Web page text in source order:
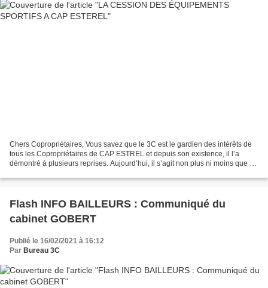
Chers Copropriétaires, Vous savez que le 3C est le gardien des intérêts de
tous les Copropriétaires de CAP ESTREL et depuis son existence, il l’a
démontré à plusieurs reprises. Aujourd’hui, il s’agit non plus ni moins que de
Flash INFO BAILLEURS : Communiqué du
cabinet GOBERT
Publié le 16/02/2021 à 16:12
Par Bureau 3C